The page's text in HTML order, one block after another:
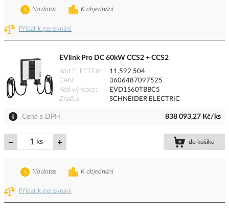
Přidat k porovnání
K objednání
Na dotaz
EVlink Pro DC 60kW CCS2 + CCS2
Kód ELFETEX
11.592.504
EAN
3606487097525
Kód výrobce
EVD1S60TBBC5
Značka
SCHNEIDER ELECTRIC
Cena s DPH 838 093,27 Kč/ks
ks do košíku
Přidat k porovnání
K objednání
Na dotaz